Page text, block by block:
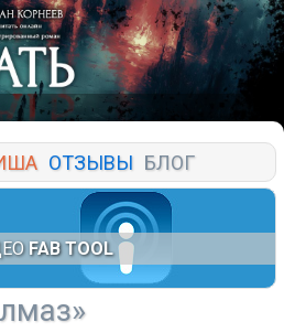
ОТЗЫВЫ БЛОГ
FAB TOOL